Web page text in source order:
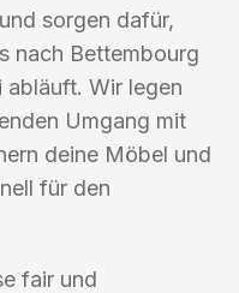
sorgen dafür,
nach Bettembourg
Wir legen
Umgang mit
deine Möbel und
für den
fair und